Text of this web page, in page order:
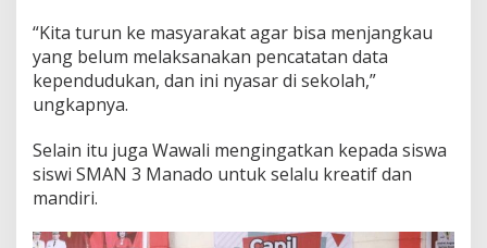
A
d
i
o
l
“Kita turun ke masyarakat agar bisa menjangkau
yang belum melaksanakan pencatatan data
kependudukan, dan ini nyasar di sekolah,”
ungkapnya.
Selain itu juga Wawali mengingatkan kepada siswa
siswi SMAN 3 Manado untuk selalu kreatif dan
mandiri.